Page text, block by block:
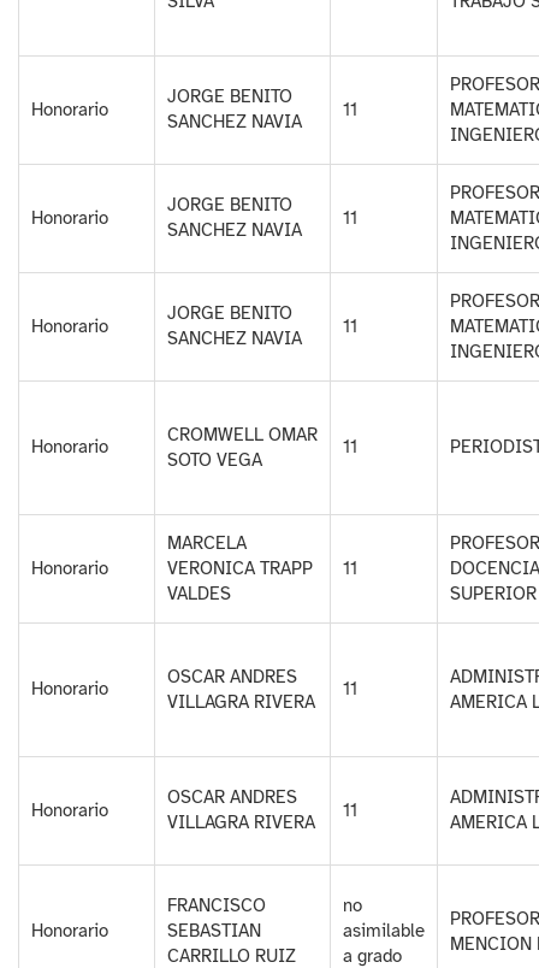
Honorario
JORGE BENITO
SANCHEZ NAVIA
11
Honorario
JORGE BENITO
SANCHEZ NAVIA
11
Honorario
JORGE BENITO
SANCHEZ NAVIA
11
Honorario
CROMWELL OMAR
SOTO VEGA
11
Honorario
MARCELA
VERONICA TRAPP
VALDES
11
SUPERIOR
Honorario
OSCAR ANDRES
VILLAGRA RIVERA
11
AMERICA
Honorario
OSCAR ANDRES
VILLAGRA RIVERA
11
AMERICA
Honorario
FRANCISCO
SEBASTIAN
CARRILLO RUIZ
no
asimilable
a grado
MENCION